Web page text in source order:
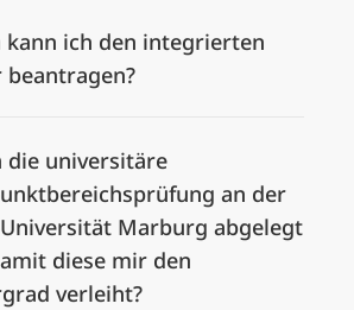
kann ich den integrierten
beantragen?
die universitäre
an der
Marburg abgelegt
diese mir den
verleiht?